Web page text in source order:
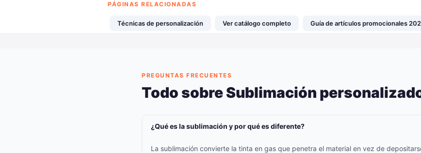
PÁGINAS RELACIONADAS
Técnicas de personalización Ver catálogo completo Guía de artículos promocionales
PREGUNTAS FRECUENTES
Todo sobre Sublimación
¿Qué es la sublimación y por qué es diferente?
La sublimación convierte la tinta en gas que penetra el material en vez de